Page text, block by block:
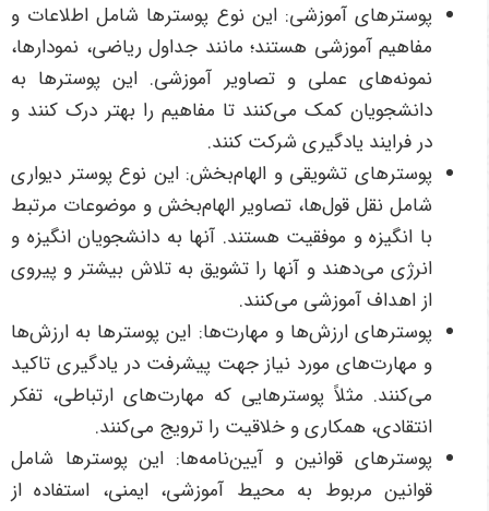
پوسترهای آموزشی: این نوع پوسترها شامل اطلاعات و
مفاهیم آموزشی هستند؛ مانند جداول ریاضی، نمودارها،
نمونه‌های عملی و تصاویر آموزشی. این پوسترها به
دانشجویان کمک می‌کنند تا مفاهیم را بهتر درک کنند و
در فرایند یادگیری شرکت کنند.
پوسترهای تشویقی و الهام‌بخش: این نوع پوستر دیواری
شامل نقل قول‌ها، تصاویر الهام‌بخش و موضوعات مرتبط
با انگیزه و موفقیت هستند. آنها به دانشجویان انگیزه و
انرژی می‌دهند و آنها را تشویق به تلاش بیشتر و پیروی
از اهداف آموزشی می‌کنند.
پوسترهای ارزش‌ها و مهارت‌ها: این پوسترها به ارزش‌ها
و مهارت‌های مورد نیاز جهت پیشرفت در یادگیری تاکید
می‌کنند. مثلاً پوسترهایی که مهارت‌های ارتباطی، تفکر
انتقادی، همکاری و خلاقیت را ترویج می‌کنند.
پوسترهای قوانین و آیین‌نامه‌ها: این پوسترها شامل
قوانین مربوط به محیط آموزشی، ایمنی، استفاده از